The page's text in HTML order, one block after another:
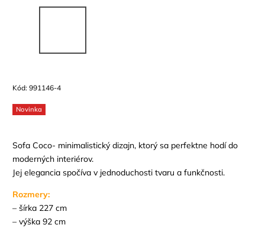
Kód: 991146-4
Novinka
Sofa Coco- minimalistický dizajn, ktorý sa perfektne hodí do
moderných interiérov.
Jej elegancia spočíva v jednoduchosti tvaru a funkčnosti.
Rozmery:
– šírka 227 cm
– výška 92 cm